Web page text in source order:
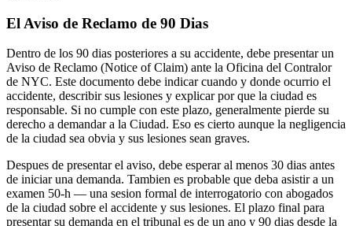
El Aviso de Reclamo de 90 Dias
Dentro de los 90 dias posteriores a su accidente, debe presentar un
Aviso de Reclamo (Notice of Claim) ante la Oficina del Contralor
de NYC. Este documento debe indicar cuando y donde ocurrio el
accidente, describir sus lesiones y explicar por que la ciudad es
responsable. Si no cumple con este plazo, generalmente pierde su
derecho a demandar a la Ciudad. Eso es cierto aunque la negligencia
de la ciudad sea obvia y sus lesiones sean graves.
Despues de presentar el aviso, debe esperar al menos 30 dias antes
de iniciar una demanda. Tambien es probable que deba asistir a un
examen 50-h — una sesion formal de interrogatorio con abogados
de la ciudad sobre el accidente y sus lesiones. El plazo final para
presentar su demanda en el tribunal es de un ano y 90 dias desde la